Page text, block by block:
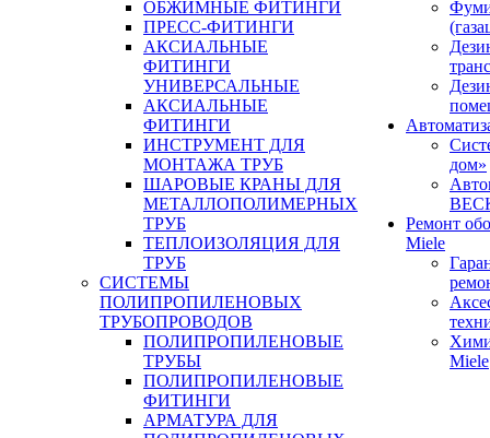
ОБЖИМНЫЕ ФИТИНГИ
ПРЕСС-ФИТИНГИ
АКСИАЛЬНЫЕ
ФИТИНГИ
УНИВЕРСАЛЬНЫЕ
АКСИАЛЬНЫЕ
ФИТИНГИ
ИНСТРУМЕНТ ДЛЯ
МОНТАЖА ТРУБ
ШАРОВЫЕ КРАНЫ ДЛЯ
МЕТАЛЛОПОЛИМЕРНЫХ
ТРУБ
ТЕПЛОИЗОЛЯЦИЯ ДЛЯ
ТРУБ
СИСТЕМЫ
ПОЛИПРОПИЛЕНОВЫХ
ТРУБОПРОВОДОВ
ПОЛИПРОПИЛЕНОВЫЕ
ТРУБЫ
ПОЛИПРОПИЛЕНОВЫЕ
ФИТИНГИ
АРМАТУРА ДЛЯ
дом»
Ремонт
Miele
Miele